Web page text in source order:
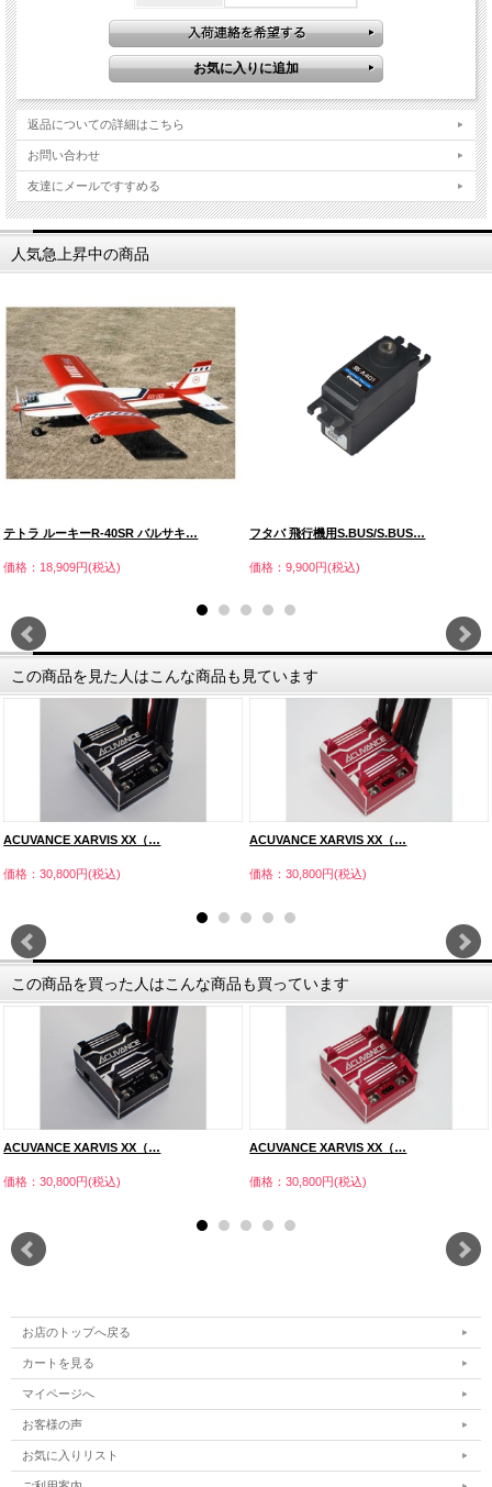
返品についての詳細はこちら
お問い合わせ
友達にメールですすめる
人気急上昇中の商品
テトラ ルーキーR-40SR バルサキ…
価格：18,909円(税込)
フタバ 飛行機用S.BUS/S.BUS…
価格：9,900円(税込)
この商品を見た人はこんな商品も見ています
ACUVANCE XARVIS XX（…
価格：30,800円(税込)
ACUVANCE XARVIS XX（…
価格：30,800円(税込)
この商品を買った人はこんな商品も買っています
ACUVANCE XARVIS XX（…
価格：30,800円(税込)
ACUVANCE XARVIS XX（…
価格：30,800円(税込)
お店のトップへ戻る
カートを見る
マイページへ
お客様の声
お気に入りリスト